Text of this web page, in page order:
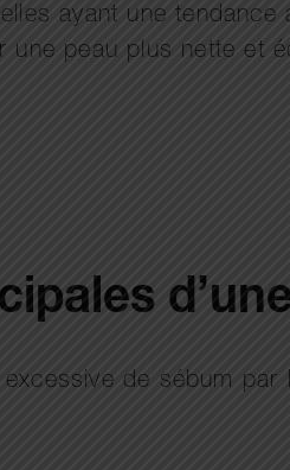
ayant une
peau plus nette et
de sébum